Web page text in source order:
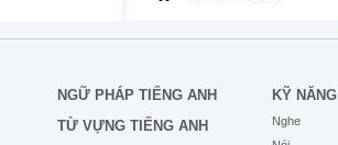
NGỮ PHÁP TIẾNG ANH
TỪ VỰNG TIẾNG ANH
KỸ NĂNG
Nghe